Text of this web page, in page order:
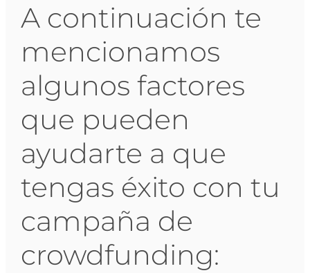
A continuación te
mencionamos
algunos factores
que pueden
ayudarte a que
tengas éxito con tu
campaña de
crowdfunding: